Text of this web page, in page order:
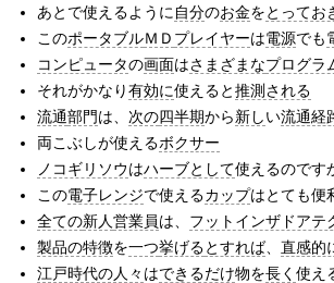
あとで使えるように 自分のお金をとってお
このポータブルＭＤ プレイヤーは電源でも
コンピュータの画面はさまざまなプログラ
それがかなり有効に使えると推測される
流通部門は、 次の四半期から新しい流通経
両こぶしが使えるボクサー
ノコギリソウはハーブとして使えるのです
この電子レンジで使えるカップはとても便
全ての新人営業員は、 フットインザドアテ
製品の特徴を一つ挙げるとすれば、 直感的
江戸時代の人々 はできるだけ物を長く 使え